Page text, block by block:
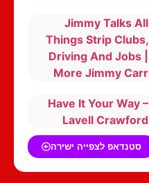
Jimmy Talks All
Things Strip Clubs,
Driving And Jobs |
More Jimmy Carr
Have It Your Way –
Lavell Crawford
סטנדאפ לצפייה ישירה